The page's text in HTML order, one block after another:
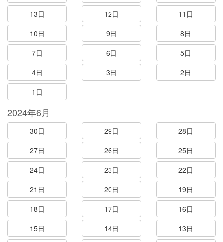
13日
12日
11日
10日
9日
8日
7日
6日
5日
4日
3日
2日
1日
2024年6月
30日 29日
28日
27日
26日
25日
24日
23日
22日
21日
20日
19日
18日
17日
16日
15日
14日
13日